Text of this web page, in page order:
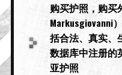
购买护照，购买
括合法、真实、
数据库中注册
亚护照